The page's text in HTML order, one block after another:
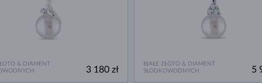
& DIAMENT
3 180 zł
BIAŁE ZŁOTO & DIAMENT
SŁODKOWODNYCH
5